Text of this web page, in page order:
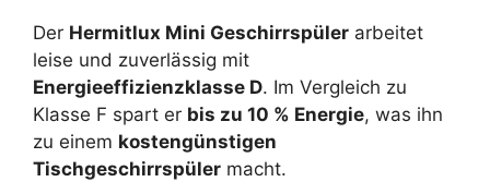
Der Hermitlux Mini Geschirrspüler arbeitet
leise und zuverlässig mit
Energieeffizienzklasse D. Im Vergleich zu
Klasse F spart er bis zu 10 % Energie, was ihn
zu einem kostengünstigen
Tischgeschirrspüler macht.